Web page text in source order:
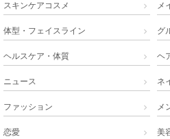
スキンケアコスメ  メ
体型・フェイスライン  グ
ヘルスケア・体質  ヘ
ニュース  ネ
ファッション  メ
恋愛  美